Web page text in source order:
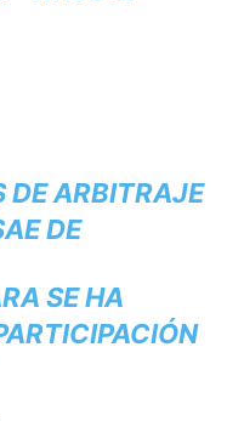
DE ARBITRAJE
DE
SE HA